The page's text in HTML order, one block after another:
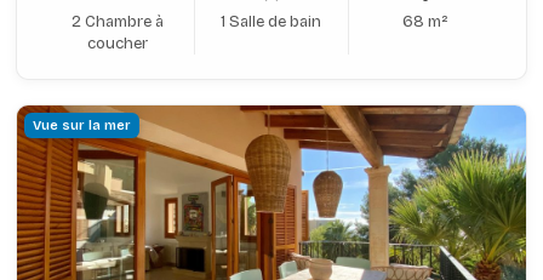
2 Chambre à
coucher
1 Salle de bain 68 m²
Vue sur la mer